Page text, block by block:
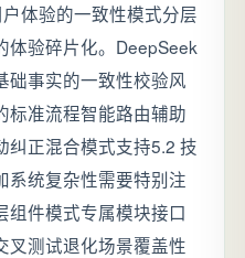
体验的一致性模式分层
体验碎片化。DeepSeek
础事实的一致性校验风
标准流程智能路由辅助
纠正混合模式支持5.2 技
系统复杂性需要特别注
组件模式专属模块接口
叉测试退化场景覆盖性